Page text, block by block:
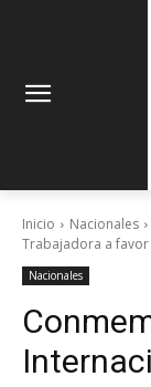
Inicio Nacionales
Trabajadora a
Nacionales